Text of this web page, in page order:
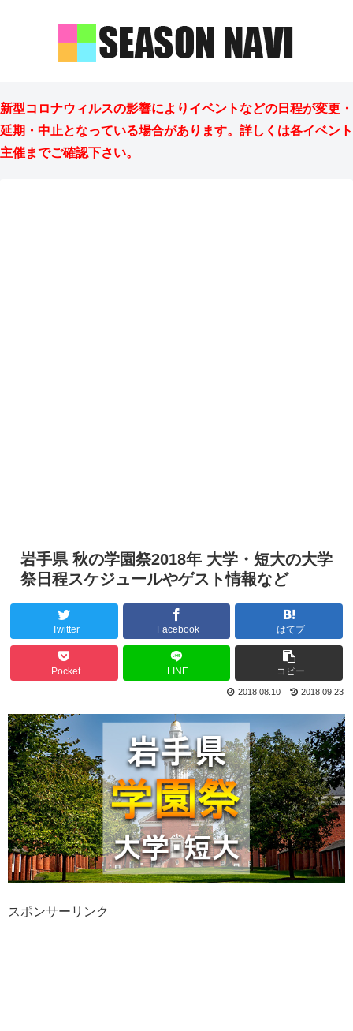
新型コロナウィルスの影響によりイベントなどの日程が変更・
延期・中止となっている場合があります。詳しくは各イベント
主催までご確認下さい。
岩手県 秋の学園祭2018年 大学・短大の大学
祭日程スケジュールやゲスト情報など
Twitter Facebook はてブ
Pocket LINE コピー
2018.09.23
2018.08.10
スポンサーリンク